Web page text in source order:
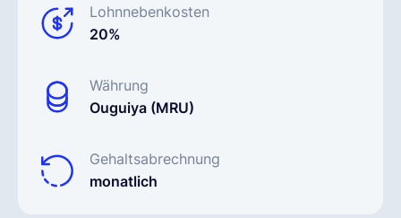
Lohnnebenkosten
20%
Währung
Ouguiya (MRU)
Gehaltsabrechnung
monatlich